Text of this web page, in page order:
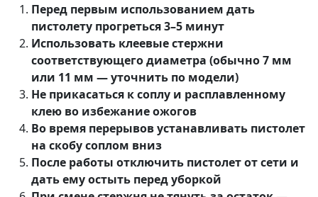
Перед первым использованием дать
пистолету прогреться 3–5 минут
Использовать клеевые стержни
соответствующего диаметра (обычно 7 мм
или 11 мм — уточнить по модели)
Не прикасаться к соплу и расплавленному
клею во избежание ожогов
Во время перерывов устанавливать пистолет
на скобу соплом вниз
После работы отключить пистолет от сети и
дать ему остыть перед уборкой